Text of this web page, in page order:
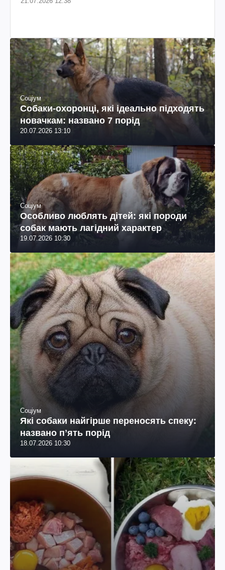
Соціум
Собаки-охоронці, які ідеально підходять
новачкам: названо 7 порід
20.07.2026 13:10
Соціум
Особливо люблять дітей: які породи
собак мають лагідний характер
19.07.2026 10:30
Соціум
Які собаки найгірше переносять спеку:
названо пʼять порід
18.07.2026 10:30